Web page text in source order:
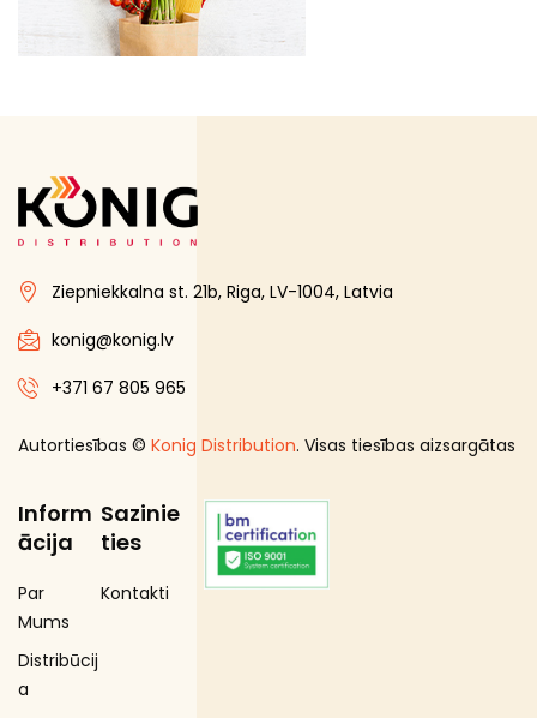
Bagasse (cukurniedru šķiedras) trauki
Bio atkritumu maisi
Gourmet līnija
Iesaiņojuma maisiņi
Iesaiņojuma papīrs
Karsto dzērienu krūžu piederumi
Maisiņi ar rokturiem
Porciju trauki
Salmiņi
Ziepniekkalna st. 21b, Riga, LV-1004, Latvia
konig@konig.lv
+371 67 805 965
Autortiesības © Konig Distribution. Visas tiesības aizsargātas
Inform
ācija
Par
Mums
Distribūcij
a
Sazinie
ties
Kontakti